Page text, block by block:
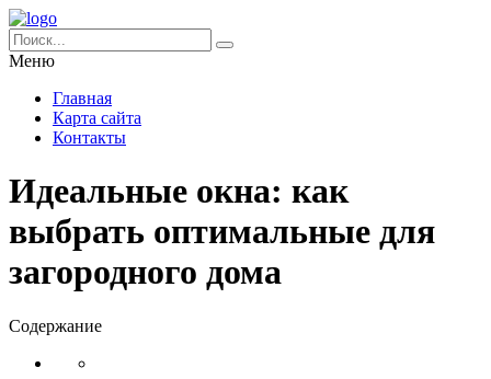
Меню
Главная
Карта сайта
Контакты
Идеальные окна: как
выбрать оптимальные для
загородного дома
Содержание